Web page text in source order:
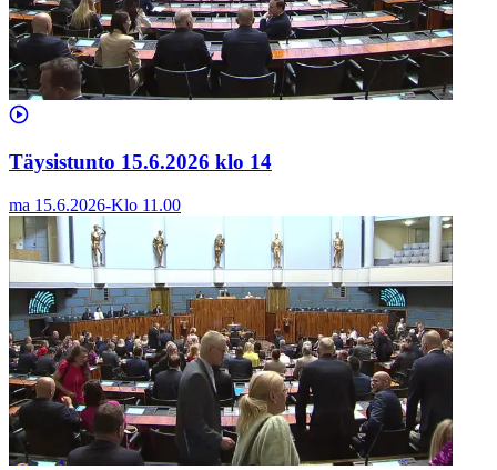
Täysistunto 15.6.2026 klo 14
ma 15.6.2026-Klo 11.00